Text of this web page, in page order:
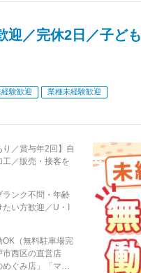
迎／完休2日／子ど
験歓迎 業種未経験歓迎
り／賞与年2回】自
／販売・接客を
ランク不問・年齢
い方歓迎／U・I
OK（無料駐車場完
市西区の直営店
めぐみ店」「マチ